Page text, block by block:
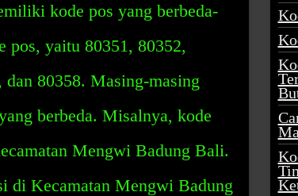
kode pos yang berbeda-
pos, yaitu 80351, 80352,
80358. Masing-masing
berbeda. Misalnya, kode
Mengwi Badung Bali.
di Kecamatan Mengwi Badung